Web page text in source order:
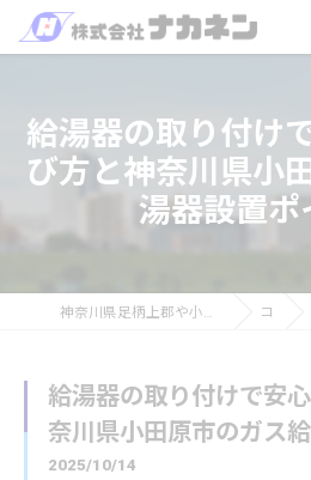
給湯器の取り付け
び方と神奈川県小
湯器設置ポ
神奈川県足柄上郡や小田原を中心のリフォームなら株式会社ナカネン コラム
給湯器の取り付けで安
奈川県小田原市のガス
2025/10/14